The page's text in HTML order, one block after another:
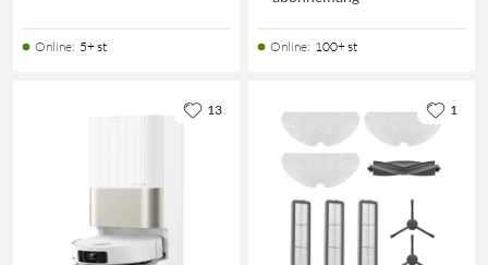
Online: 5+ st Online: 100+ st
13 1